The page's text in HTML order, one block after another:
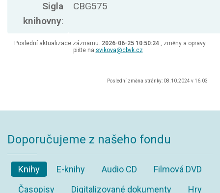
Sigla
knihovny:
CBG575
Poslední aktualizace záznamu: 2026-06-25 10:50:24 , změny a opravy
pište na svikova@cbvk.cz
Poslední změna stránky: 08.10.2024 v 16.03
Doporučujeme z našeho fondu
Knihy E-knihy Audio CD
Filmová DVD
Časopisy
Digitalizované dokumenty Hry